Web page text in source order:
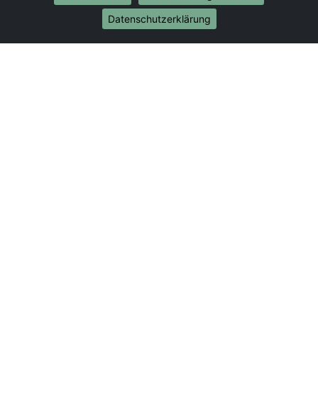
Umzug von Salzgitter nach Münster
Datenschutzerklärung